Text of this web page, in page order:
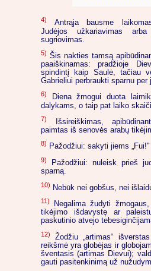
4) Antrąja bausme
Judėjos užkariavimas
sugriovimas.
5) Šis nakties tamsą
paaiškinamas: pradžioje
spindintį kaip Saulė, tačiau
Gabrieliui perbraukti sparnu per
6)
Diena žmogui duota
dalykams, o taip pat laiko
7)
Išsireiškimas,
paimtas iš senovės arabų
8) Pažodžiui: sakyti jiems „Fui!"
9)
Pažodžiui: nuleisk prieš
sparną.
10) Nebūk nei gobšus, nei
11)
Negalima žudyti
tikėjimo išdavystę ar
paskutinio atvejo
12)
Žodžiu „artimas“
reikšmė yra globėjas ir
šventasis (artimas Dievui);
gauti pasitenkinimą už